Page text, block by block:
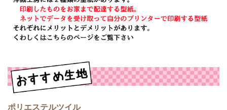
ポリエステルツイル